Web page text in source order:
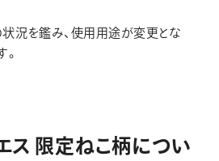
況を鑑み、使用用途が変更とな
。
ス 限定ねこ柄につい